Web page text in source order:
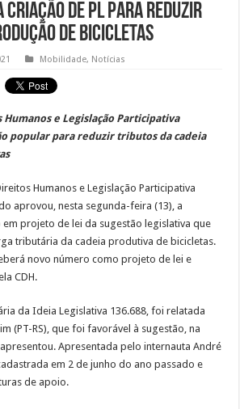
criação de PL para reduzir
de bicicletas
Mobilidade, Notícias
Humanos e Legislação Participativa
popular para reduzir tributos da cadeia
Humanos e Legislação Participativa
aprovou, nesta segunda-feira (13), a
projeto de lei da sugestão legislativa que
tributária da cadeia produtiva de bicicletas.
novo número como projeto de lei e
CDH.
da Ideia Legislativa 136.688, foi relatada
(PT-RS), que foi favorável à sugestão, na
Apresentada pelo internauta André
em 2 de junho do ano passado e
de apoio.